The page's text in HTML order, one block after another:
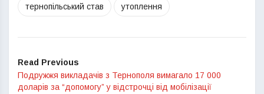
тернопільський став утоплення
Read Previous
Подружжя викладачів з Тернополя вимагало 17 000
доларів за “допомогу” у відстрочці від мобілізації